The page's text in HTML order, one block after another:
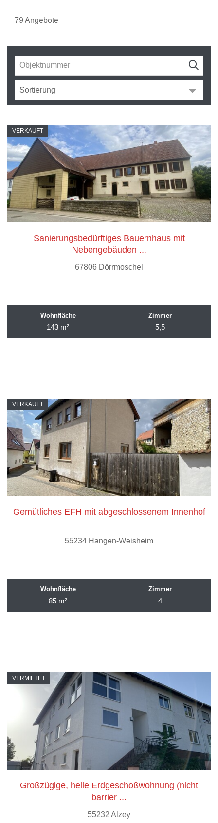
79 Angebote
VERKAUFT
Sanierungsbedürftiges Bauernhaus mit
Nebengebäuden ...
67806 Dörrmoschel
Wohnfläche
143 m²
Zimmer
5,5
VERKAUFT
Gemütliches EFH mit abgeschlossenem Innenhof
55234 Hangen-Weisheim
Wohnfläche
85 m²
Zimmer
4
VERMIETET
Großzügige, helle Erdgeschoßwohnung (nicht
barrier ...
55232 Alzey